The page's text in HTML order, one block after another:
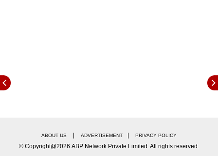
ABOUT US ADVERTISEMENT PRIVACY POLICY
© Copyright@2026.ABP Network Private Limited. All rights reserved.